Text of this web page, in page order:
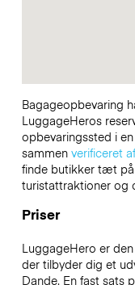
Bagageopbevaring
LuggageHeros
opbevaringssted i
sammen verificeret
finde butikker tæt
turistattraktioner og
Priser
LuggageHero er den
der tilbyder dig et
Dande. En fast sats